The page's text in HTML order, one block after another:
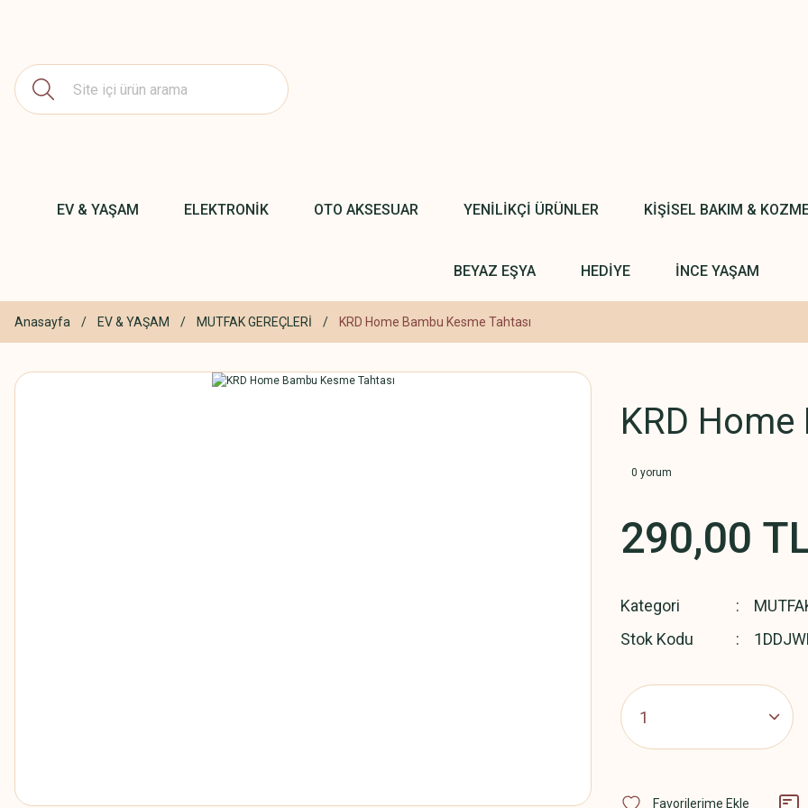
EV & YAŞAM ELEKTRONİK OTO AKSESUAR YENİLİKÇİ ÜRÜNLER KİŞİSEL BAKIM &
BEYAZ EŞYA HEDİYE İNCE YAŞAM
Anasayfa EV & YAŞAM MUTFAK GEREÇLERİ KRD Home Bambu Kesme Tahtası
KRD
0 yorum
290,00
Kategori
Stok Kodu